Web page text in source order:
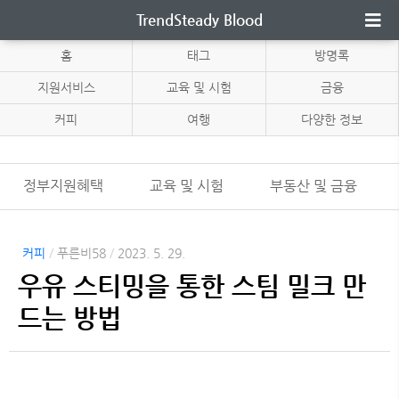
TrendSteady Blood
홈 태그 방명록
지원서비스 교육 및 시험 금융
커피 여행 다양한 정보
정부지원혜택 교육 및 시험 부동산 및 금융
커피 / 푸른비58 / 2023. 5. 29.
우유 스티밍을 통한 스팀 밀크 만
드는 방법